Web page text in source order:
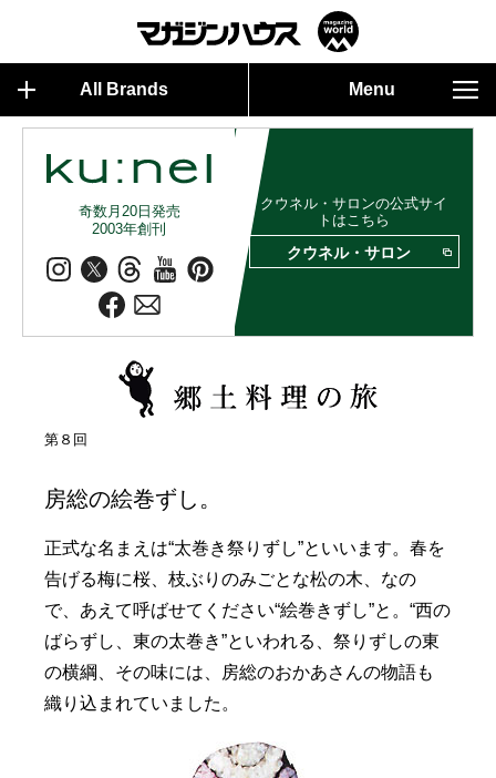
All Brands Menu
奇数月20日発売
2003年創刊
クウネル・サロンの公式サイ
トはこちら
クウネル・サロン
第８回
房総の絵巻ずし。
正式な名まえは“太巻き祭りずし”といいます。春を
告げる梅に桜、枝ぶりのみごとな松の木、なの
で、あえて呼ばせてください“絵巻きずし”と。“西の
ばらずし、東の太巻き”といわれる、祭りずしの東
の横綱、その味には、房総のおかあさんの物語も
織り込まれていました。